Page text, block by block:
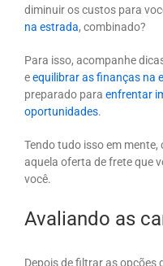
diminuir os custos para
na estrada, combinado?
Para isso, acompanhe
eequilibrar as finanças na
preparado para enfrentar
oportunidades.
Tendo tudo isso em
aquela oferta de frete que
você.
Avaliando as
Depois de filtrar as opções